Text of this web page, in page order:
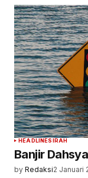
HEADLINESIRAH
Banjir
by Redaksi2 Januari